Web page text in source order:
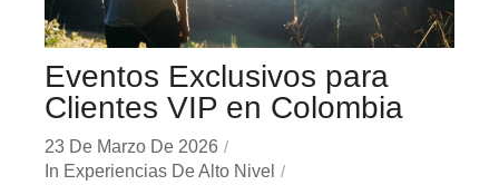
Eventos Exclusivos para
Clientes VIP en Colombia
23 De Marzo De 2026
In Experiencias De Alto Nivel